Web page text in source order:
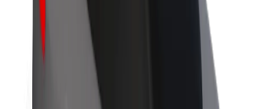
Udržitelnost podle Boltu
Projekt Zero
Tiskové centrum
Pokyny ke značce